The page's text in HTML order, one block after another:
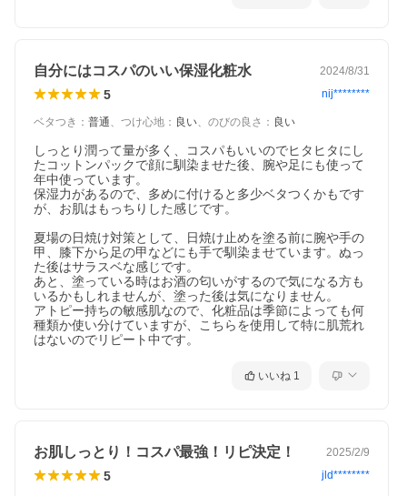
自分にはコスパのいい保湿化粧水 2024/8/31
5 nij********
ベタつき ： 普通、 つけ心地 ： 良い、 のびの良さ ： 良い
しっとり潤って量が多く、コスパもいいのでヒタヒタにし
たコットンパックで顔に馴染ませた後、腕や足にも使って
年中使っています。
保湿力があるので、多めに付けると多少ベタつくかもです
が、お肌はもっちりした感じです。
夏場の日焼け対策として、日焼け止めを塗る前に腕や手の
甲、膝下から足の甲などにも手で馴染ませています。ぬっ
た後はサラスベな感じです。
あと、塗っている時はお酒の匂いがするので気になる方も
いるかもしれませんが、塗った後は気になりません。
アトピー持ちの敏感肌なので、化粧品は季節によっても何
種類か使い分けていますが、こちらを使用して特に肌荒れ
はないのでリピート中です。
いいね 1
お肌しっとり！コスパ最強！リピ決定！ 2025/2/9
5 jld********